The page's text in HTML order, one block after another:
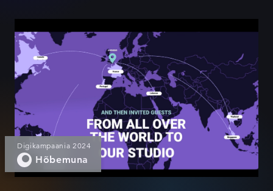
T-SHOW
Digikampaania 2024
Hõbemuna